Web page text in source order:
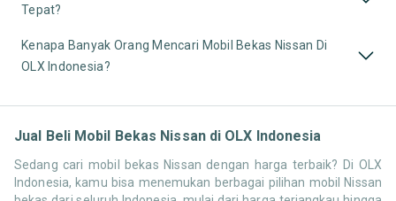
Tepat?
Kenapa Banyak Orang Mencari Mobil Bekas Nissan Di
OLX Indonesia?
Jual Beli Mobil Bekas Nissan di OLX Indonesia
Sedang cari mobil bekas Nissan dengan harga terbaik? Di OLX
Indonesia, kamu bisa menemukan berbagai pilihan mobil Nissan